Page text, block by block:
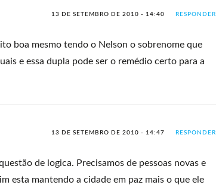
13 DE SETEMBRO DE 2010 - 14:40 RESPONDER
boa mesmo tendo o Nelson o sobrenome que
e essa dupla pode ser o remédio certo para a
13 DE SETEMBRO DE 2010 - 14:47 RESPONDER
de logica. Precisamos de pessoas novas e
esta mantendo a cidade em paz mais o que ele